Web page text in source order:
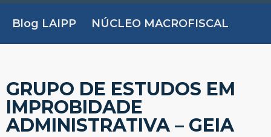
Blog LAIPP NÚCLEO MACROFISCAL
GRUPO DE ESTUDOS EM
IMPROBIDADE
ADMINISTRATIVA – GEIA